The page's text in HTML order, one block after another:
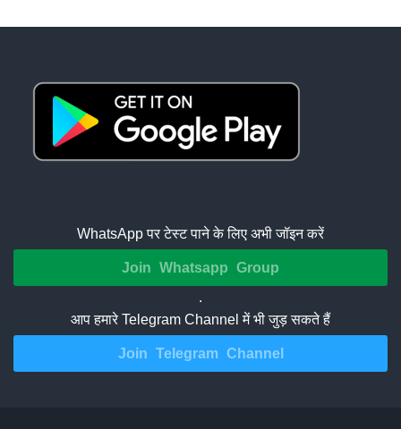
WhatsApp पर टेस्ट पाने के लिए अभी जॉइन करें
Join Whatsapp Group
.
आप हमारे Telegram Channel में भी जुड़ सकते हैं
Join Telegram Channel